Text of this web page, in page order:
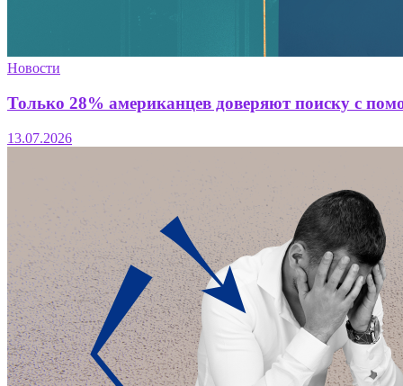
Новости
Только 28% американцев доверяют поиску с
13.07.2026